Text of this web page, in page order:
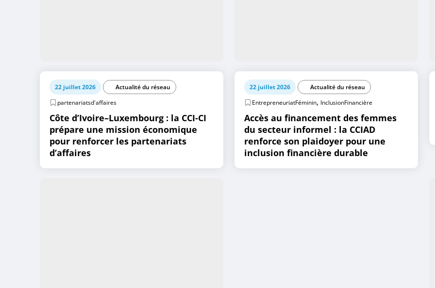
22 juillet 2026
Actualité du réseau
partenariatsd'affaires
Côte d’Ivoire–Luxembourg : la CCI-CI
prépare une mission économique
pour renforcer les partenariats
d’affaires
22 juillet 2026
Actualité du réseau
EntrepreneuriatFéminin, InclusionFinancière
Accès au financement des femmes
du secteur informel : la CCIAD
renforce son plaidoyer pour une
inclusion financière durable